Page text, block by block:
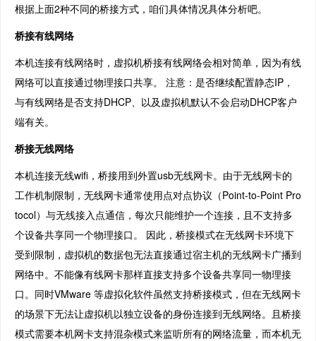
根据上面2种不同的桥接方式，咱们具体情况具体分析吧。
桥接有线网络
本机连接有线网络时，虚拟机桥接有线网络会相对简单，因为有线
网络可以直接通过物理接口共享。 注意：是否继续配置静态IP，
与有线网络是否支持DHCP、以及虚拟机默认不会启动DHCP客户
端有关。
桥接无线网络
本机连接无线wifi，桥接用到外置usb无线网卡。由于无线网卡的
工作机制限制，无线网卡通常使用点对点协议（Point-to-Point Pro
tocol）与无线接入点通信，每次只能维护一个连接，且不支持多
个设备共享同一个物理接口。 因此，桥接模式在无线网卡环境下
受到限制，虚拟机的数据包无法直接通过宿主机的无线网卡广播到
网络中。不能像有线网卡那样直接支持多个设备共享同一物理接
口。同时VMware 等虚拟化软件虽然支持桥接模式，但在无线网卡
的场景下无法让虚拟机以独立设备的身份连接到无线网络。且桥接
模式需要本机网卡支持混杂模式来监听所有的网络流量，而本机无